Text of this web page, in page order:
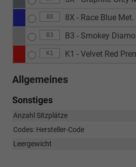
8X 8X - Race Blue Met.
B3 B3 - Smokey
K1 K1 - Velvet Red
Allgemeines
Sonstiges
Anzahl Sitzplätze
Codes: Hersteller-Code
Leergewicht